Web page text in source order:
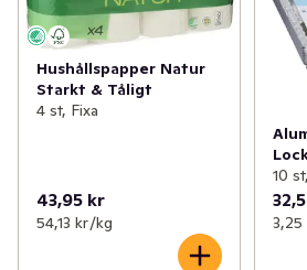
Hushållspapper Natur
Starkt & Tåligt
4 st, Fixa
43,95 kr
54,13 kr /kg
10
3,25